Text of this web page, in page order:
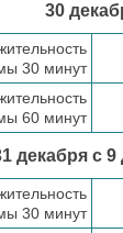
30
30 минут
60 минут
декабря с 9
30 минут